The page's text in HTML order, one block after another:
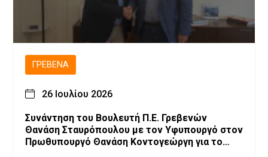
ΓΡΕΒΕΝΆ
26 Ιουλίου 2026
Συνάντηση του Βουλευτή Π.Ε. Γρεβενών
Θανάση Σταυρόπουλου με τον Υφυπουργό στον
Πρωθυπουργό Θανάση Κοντογεώργη για το